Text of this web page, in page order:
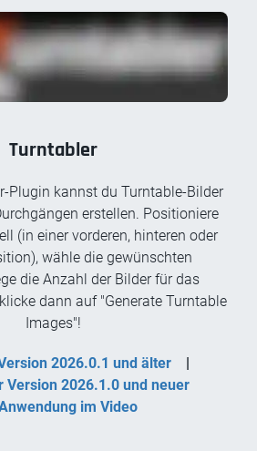
Turntabler
Plugin kannst du Turntable-Bilder
erstellen. Positioniere
(in einer vorderen, hinteren oder
wähle die gewünschten
die Anzahl der Bilder für das
dann auf "Generate Turntable
Images"!
2026.0.1 und älter
Version 2026.1.0 und neuer
im Video